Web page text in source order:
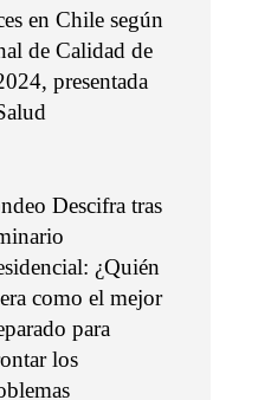
en Chile según
de Calidad de
presentada
Descifra tras
¿Quién
como el mejor
para
los